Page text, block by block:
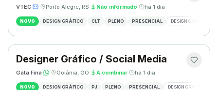
VTEC· · Porto Alegre, RS· Não informado· há 1 dia
NOVO DESIGN GRÁFICO CLT PLENO PRESENCIAL DESIGN GRÁFICO
Designer Gráfico / Social Media
Gata Fina· · Goiânia, GO· A combinar· há 1 dia
NOVO DESIGN GRÁFICO PJ PLENO PRESENCIAL DESIGN GRÁFICO